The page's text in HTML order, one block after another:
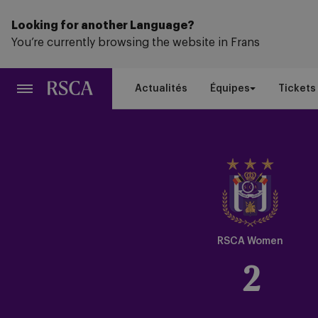
contenu
Looking for another Language?
You’re currently browsing the website in Frans
Actualités Équipes
Crest
Dark
RSCA Women
2